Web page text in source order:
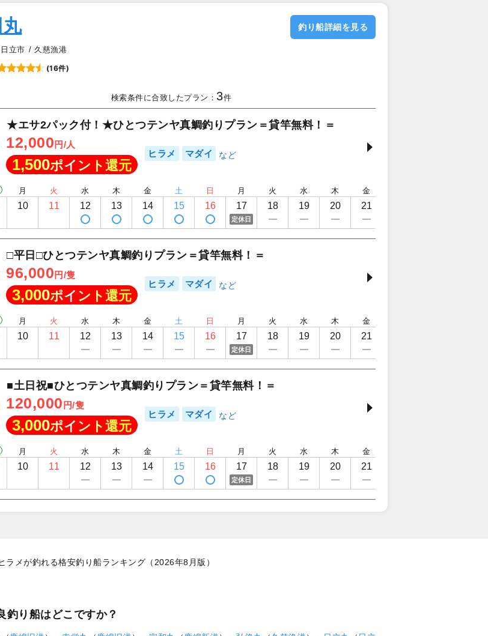
日立市 久慈漁港
(16件)
釣り船詳細を見る
検索条件に合致したプラン： 3件
★エサ2パック付！★ひとつテンヤ真鯛釣りプラン＝貸竿無料！＝
12,000 円/人
1,500ポイント還元
ヒラメ マダイ
月
10
火
11
水
12
木
13
金
14
土
15
日
16
月
17
定休日
火
18
水
19
木
20
金
21
□平日□ひとつテンヤ真鯛釣りプラン＝貸竿無料！＝
96,000 円/隻
3,000ポイント還元
ヒラメ マダイ
月
10
火
11
水
12
木
13
金
14
土
15
日
16
月
17
定休日
火
18
水
19
木
20
金
21
■土日祝■ひとつテンヤ真鯛釣りプラン＝貸竿無料！＝
120,000 円/隻
3,000ポイント還元
ヒラメ マダイ
月
10
火
11
水
12
木
13
金
14
土
15
日
16
月
17
定休日
火
18
水
19
木
20
金
21
ラメが釣れる格安釣り船ランキング（2026年8月版）
釣り船はどこですか？